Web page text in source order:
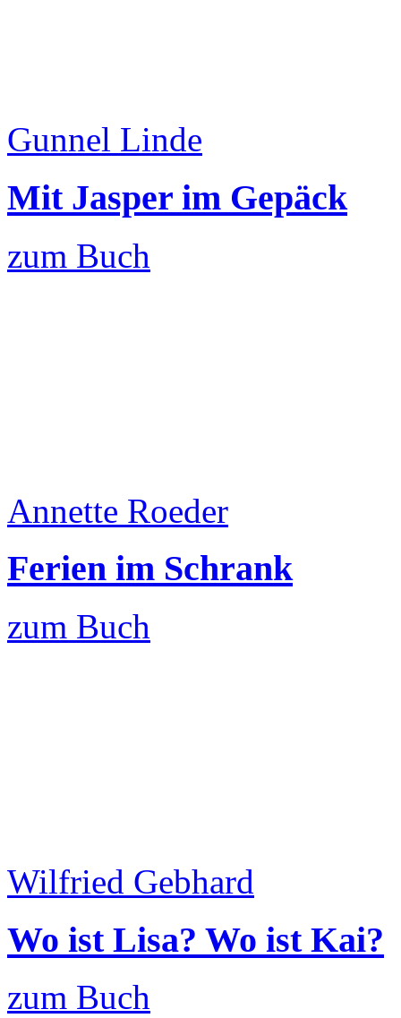
Gunnel Linde
Mit Jasper im Gepäck
zum Buch
Annette Roeder
Ferien im Schrank
zum Buch
Wilfried Gebhard
Wo ist Lisa? Wo ist Kai?
zum Buch